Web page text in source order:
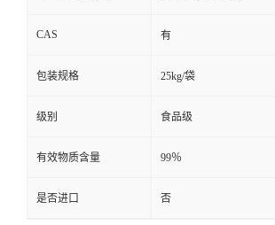
CAS 有
包装规格 25kg/袋
级别 食品级
有效物质含量 99％
是否进口 否